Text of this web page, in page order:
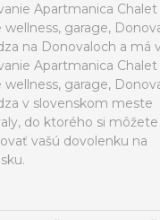
Apartmanica Chalet
wellness, garage,
na Donovaloch a má
Apartmanica Chalet
wellness, garage,
v slovenskom meste
do ktorého si môžete
vašú dovolenku na